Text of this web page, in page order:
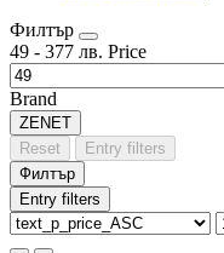
Филтър
49 - 377 лв. Price
Brand
ZENET
Reset
Entry filters
Филтър
Entry filters